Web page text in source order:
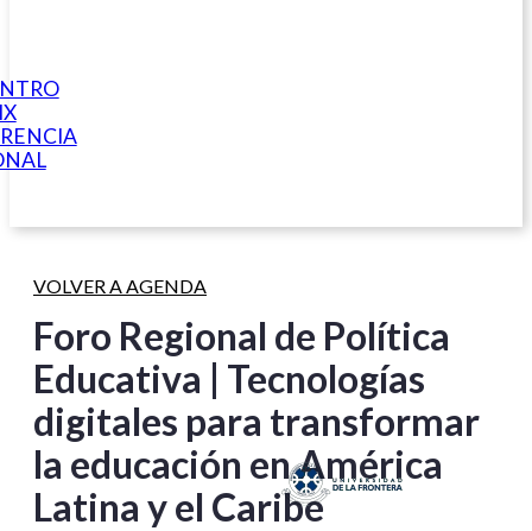
VOLVER A AGENDA
Foro Regional de Política
Educativa | Tecnologías
digitales para transformar
la educación en América
Latina y el Caribe